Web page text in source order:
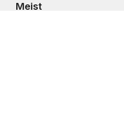
Meist